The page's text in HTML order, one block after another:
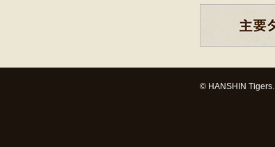
© HANSHIN Tigers.